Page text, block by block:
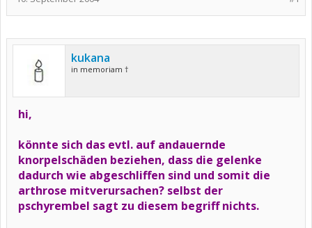
kukana
in memoriam †
hi,
könnte sich das evtl. auf andauernde
knorpelschäden beziehen, dass die gelenke
dadurch wie abgeschliffen sind und somit die
arthrose mitverursachen? selbst der
pschyrembel sagt zu diesem begriff nichts.